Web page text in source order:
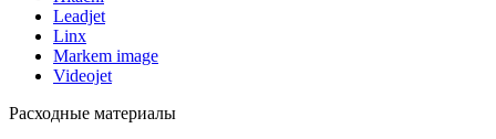
Leadjet
Linx
Markem image
Videojet
Расходные материалы